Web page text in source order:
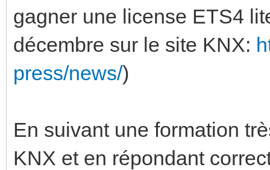
gagner une license ETS4
décembre sur le site KNX:
press/news/)
En suivant une formation
KNX et en répondant